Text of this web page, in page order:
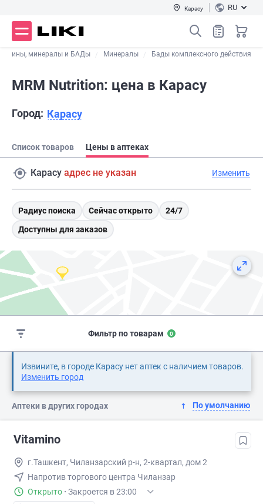
Карасу RU
минералы и БАДы Минералы Бады комплексного действия
MRM Nutrition: цена в Карасу
Город: Карасу
Список товаров Цены в аптеках
Карасу адрес не указан Изменить
Радиус поиска Сейчас открыто
24/7
Доступны для заказов
Фильтр по товарам 0
Извините, в городе Карасу нет аптек с наличием товаров.
Изменить город
Аптеки в других городах По умолчанию
Vitamino
г.Ташкент, Чиланзарский р-н, 2-квартал, дом 2
Напротив торгового центра Чиланзар
Открыто · Закроется в 23:00